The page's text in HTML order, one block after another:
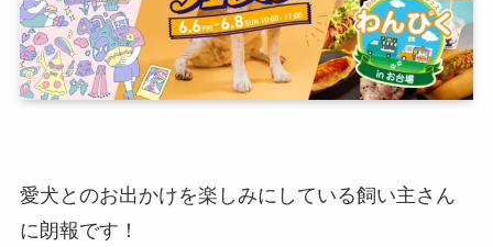
愛犬とのお出かけを楽しみにしている飼い主さん
に朗報です！